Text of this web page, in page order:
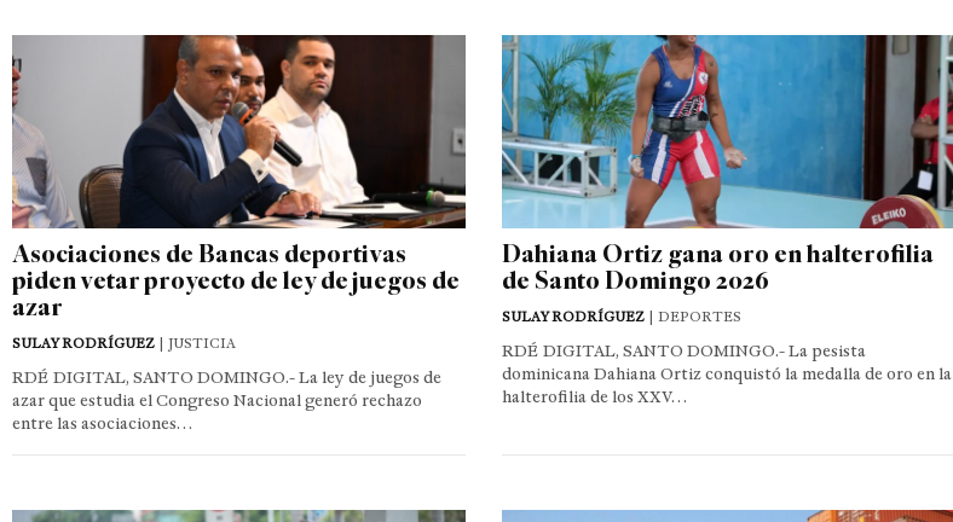
Asociaciones de Bancas deportivas
piden vetar proyecto de ley de juegos de
azar
SULAY RODRÍGUEZ | JUSTICIA
RDÉ DIGITAL, SANTO DOMINGO.- La ley de juegos de
azar que estudia el Congreso Nacional generó rechazo
entre las asociaciones…
Dahiana Ortiz gana oro en halterofilia
de Santo Domingo 2026
SULAY RODRÍGUEZ| DEPORTES
RDÉ DIGITAL, SANTO DOMINGO.- La pesista
dominicana Dahiana Ortiz conquistó la medalla de oro en la
halterofilia de los XXV…